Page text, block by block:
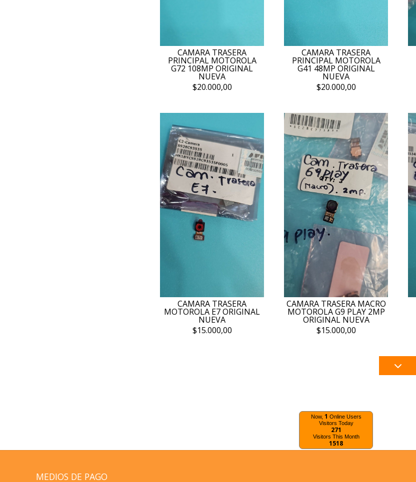
CAMARA TRASERA
PRINCIPAL MOTOROLA
G72 108MP ORIGINAL
NUEVA
$20.000,00
CAMARA TRASERA
PRINCIPAL MOTOROLA
G41 48MP ORIGINAL
NUEVA
$20.000,00
CAMARA TRASERA
MOTOROLA E7 ORIGINAL
NUEVA
$15.000,00
CAMARA TRASERA MACRO
MOTOROLA G9 PLAY 2MP
ORIGINAL NUEVA
$15.000,00
Now, 1 Online Users
Visitors Today
271
Visitors This Month
1518
MEDIOS DE PAGO